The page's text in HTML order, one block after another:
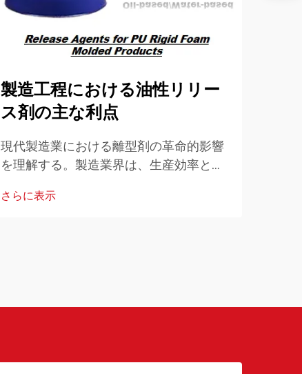
製造工程における油性リリー
ス剤の主な利点
現代製造業における離型剤の革命的影響
を理解する。製造業界は、生産効率と製
ョンとともに進化し続けています。その
さらに表示